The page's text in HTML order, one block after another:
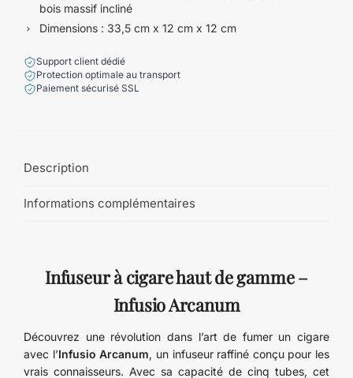
bois massif incliné
Dimensions : 33,5 cm x 12 cm x 12 cm
Support client dédié
Protection optimale au transport
Paiement sécurisé SSL
Description
Informations complémentaires
Infuseur à cigare haut de gamme –
Infusio Arcanum
Découvrez une révolution dans l’art de fumer un cigare
avec l’Infusio Arcanum, un infuseur raffiné conçu pour les
vrais connaisseurs. Avec sa capacité de cinq tubes, cet